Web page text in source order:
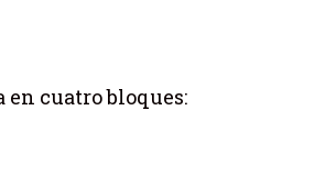
en cuatro bloques: